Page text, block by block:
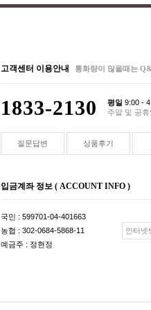
고객센터 이용안내 통화량이 많을때는
1833-2130 평일 9:00 -
주말 및 공
질문답변 상품후기
입금계좌 정보 ( ACCOUNT INFO )
국민 : 599701-04-401663
농협 : 302-0684-5868-11
예금주 : 정현정